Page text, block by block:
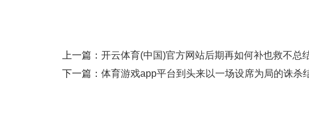
上一篇： 开云体育(中国)官方网站后期再如何补也救不总
下一篇： 体育游戏app平台到头来以一场设席为局的诛杀